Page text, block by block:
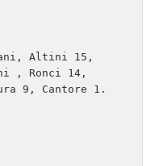
Altini 15,
, Ronci 14,
9, Cantore 1.